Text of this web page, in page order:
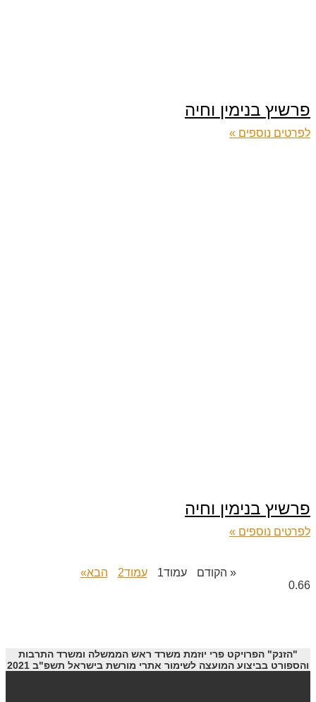
פרשיץ בנימין וחיה
לפרטים נוספים »
פרשיץ בנימין וחיה
לפרטים נוספים »
« הקודם עמוד1 עמוד2 הבא»
"הזנק" הפרויקט פרי יוזמת משרד ראש הממשלה ומשרד התרבות
והספורט בביצוע המועצה לשימור אתרי מורשת בישראל תשפ"ב 2021